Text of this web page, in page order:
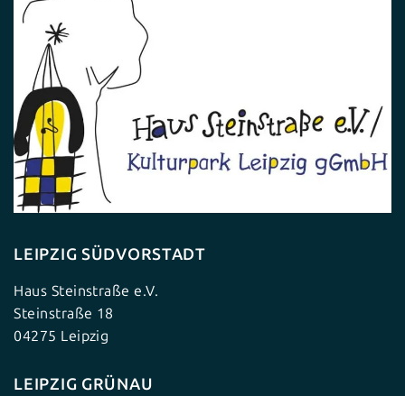
LEIPZIG SÜDVORSTADT
Haus Steinstraße e.V.
Steinstraße 18
04275 Leipzig
LEIPZIG GRÜNAU